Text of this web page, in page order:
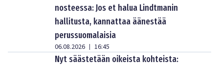
nosteessa: Jos et halua Lindtmanin
hallitusta, kannattaa äänestää
perussuomalaisia
06.08.2026 | 16:45
Nyt säästetään oikeista kohteista: